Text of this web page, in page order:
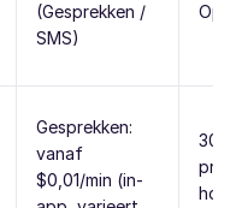
(Gesprekken /
SMS)
Gesprekken:
vanaf
$0,01/min (in-